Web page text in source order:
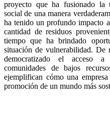
proyecto que ha fusionado la
social de una manera
ha tenido un profundo impacto
cantidad de residuos
tiempo que ha brindado
situación de vulnerabilidad. De
democratizado el acceso
comunidades de bajos
ejemplifican cómo una
promoción de un mundo más